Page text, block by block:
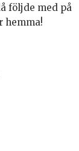
följde med på
hemma!